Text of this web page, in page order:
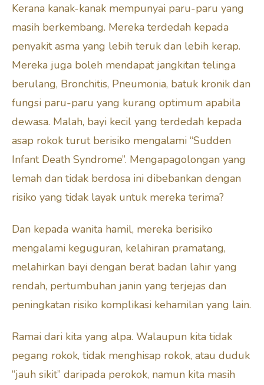
Kerana kanak-kanak mempunyai paru-paru yang
masih berkembang. Mereka terdedah kepada
penyakit asma yang lebih teruk dan lebih kerap.
Mereka juga boleh mendapat jangkitan telinga
berulang, Bronchitis, Pneumonia, batuk kronik dan
fungsi paru-paru yang kurang optimum apabila
dewasa. Malah, bayi kecil yang terdedah kepada
asap rokok turut berisiko mengalami “Sudden
Infant Death Syndrome”. Mengapagolongan yang
lemah dan tidak berdosa ini dibebankan dengan
risiko yang tidak layak untuk mereka terima?
Dan kepada wanita hamil, mereka berisiko
mengalami keguguran, kelahiran pramatang,
melahirkan bayi dengan berat badan lahir yang
rendah, pertumbuhan janin yang terjejas dan
peningkatan risiko komplikasi kehamilan yang lain.
Ramai dari kita yang alpa. Walaupun kita tidak
pegang rokok, tidak menghisap rokok, atau duduk
“jauh sikit” daripada perokok, namun kita masih